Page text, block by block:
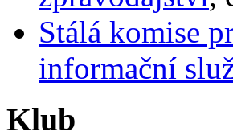
Stálá komise
informační
Klub